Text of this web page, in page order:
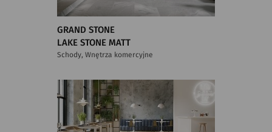
GRAND STONE
LAKE STONE MATT
Schody, Wnętrza komercyjne